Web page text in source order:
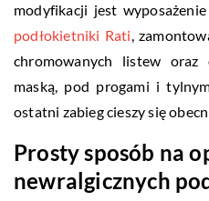
modyfikacji jest
podłokietniki Rati,
chromowanych listew oraz
maską, pod progami i
ostatni zabieg cieszy się
Prosty sposób na
newralgicznych